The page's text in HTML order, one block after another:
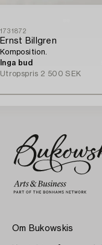
1731872
Ernst Billgren
Komposition.
Inga bud
Utropspris 2 500 SEK
Om Bukowskis